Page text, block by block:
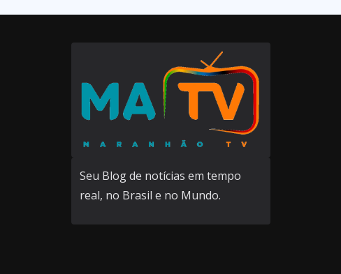
Seu Blog de notícias em tempo
real, no Brasil e no Mundo.